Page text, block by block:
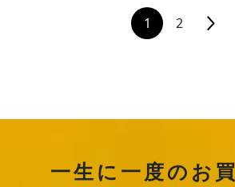
1 2
一生に一度のお